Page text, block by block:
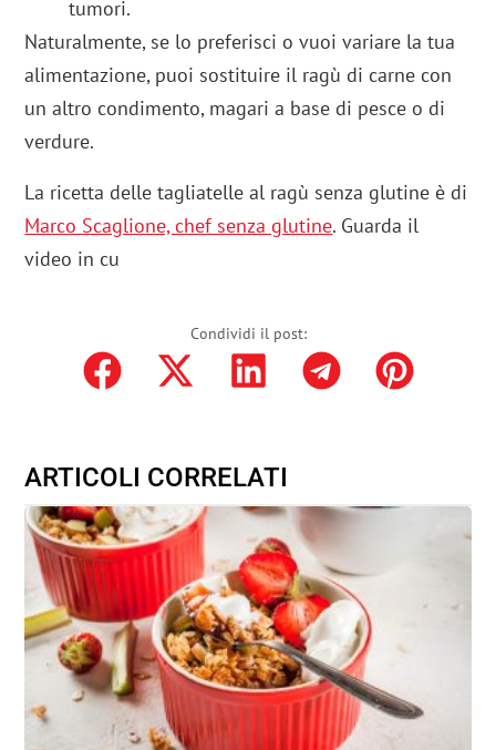
tumori.
Naturalmente, se lo preferisci o vuoi variare la tua
alimentazione, puoi sostituire il ragù di carne con
un altro condimento, magari a base di pesce o di
verdure.
La ricetta delle tagliatelle al ragù senza glutine è di
Marco Scaglione, chef senza glutine. Guarda il
video in cu
Condividi il post:
ARTICOLI CORRELATI